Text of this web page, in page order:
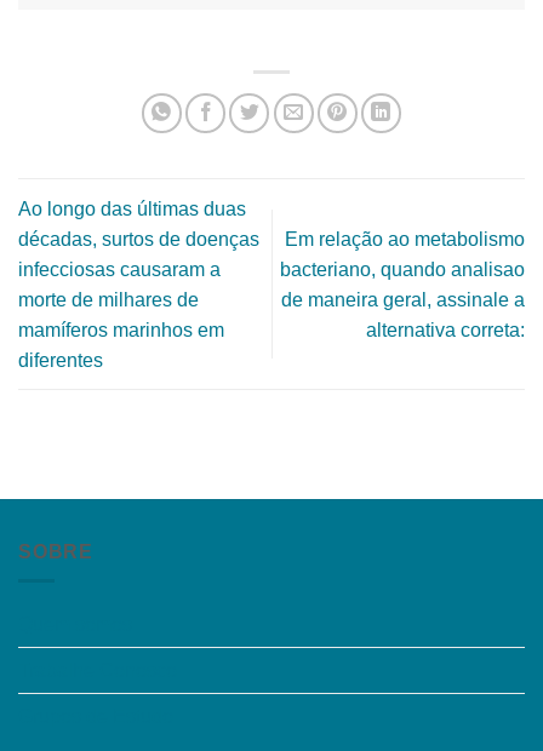
Ao longo das últimas duas
décadas, surtos de doenças
infecciosas causaram a
morte de milhares de
mamíferos marinhos em
diferentes
Em relação ao metabolismo
bacteriano, quando analisao
de maneira geral, assinale a
alternativa correta:
SOBRE